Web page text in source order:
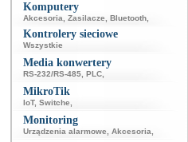
Komputery
Akcesoria Zasilacze Bluetooth
Kontrolery sieciowe
Wszystkie
Media konwertery
RS-232/RS-485 PLC
MikroTik
IoT, Switche
Monitoring
Urządzenia alarmowe Akcesoria